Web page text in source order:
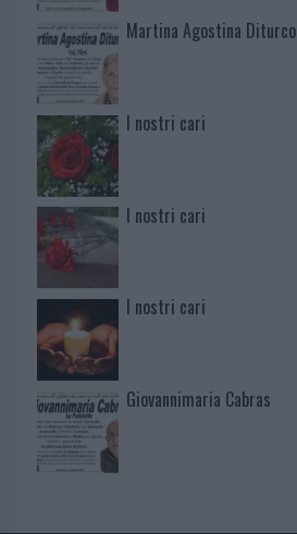
Martina Agostina Diturco
I nostri cari
I nostri cari
I nostri cari
Giovannimaria Cabras